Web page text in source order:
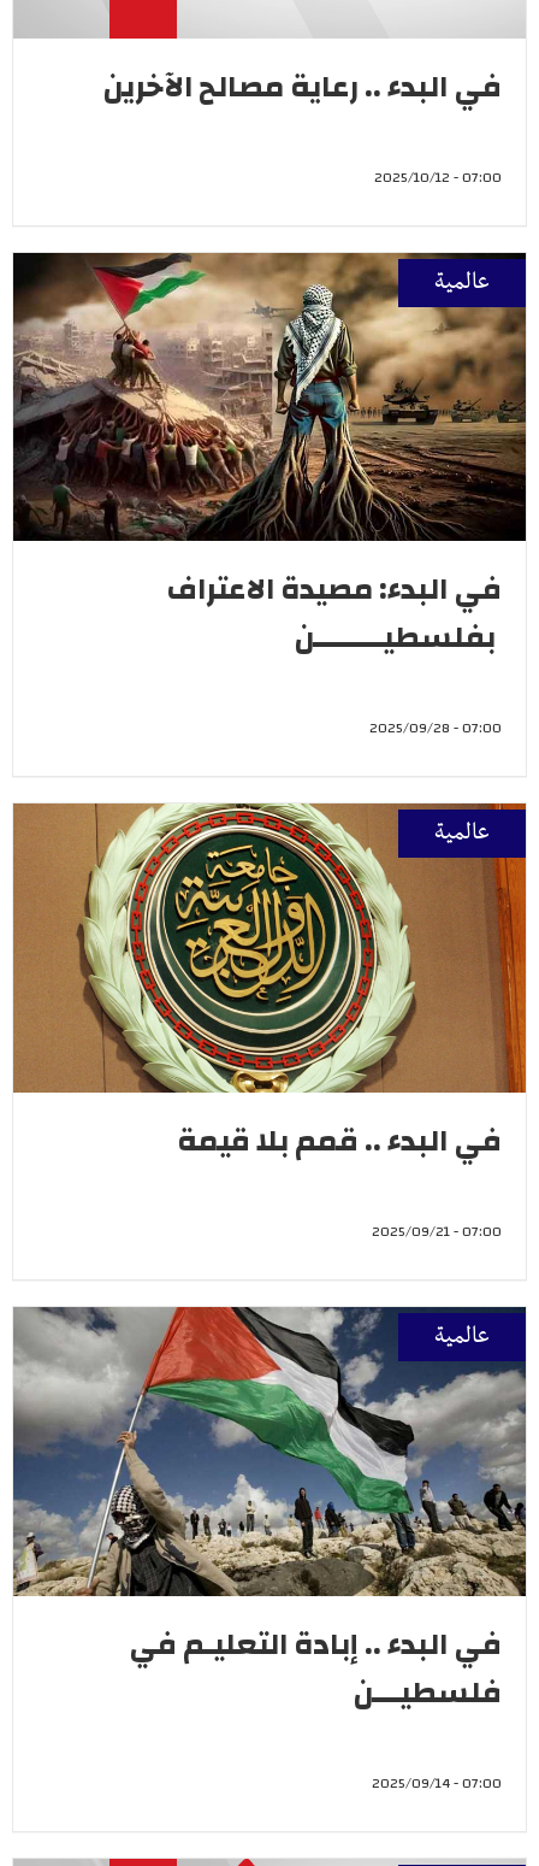
في البدء .. رعاية مصالح الآخرين
07:00 - 2025/10/12
عالمية
في البدء: مصيدة الاعتراف
بفلسطيــــــــن
07:00 - 2025/09/28
عالمية
في البدء .. قمم بلا قيمة
07:00 - 2025/09/21
عالمية
في البدء .. إبادة التعليـم في
فلسطيـــن
07:00 - 2025/09/14